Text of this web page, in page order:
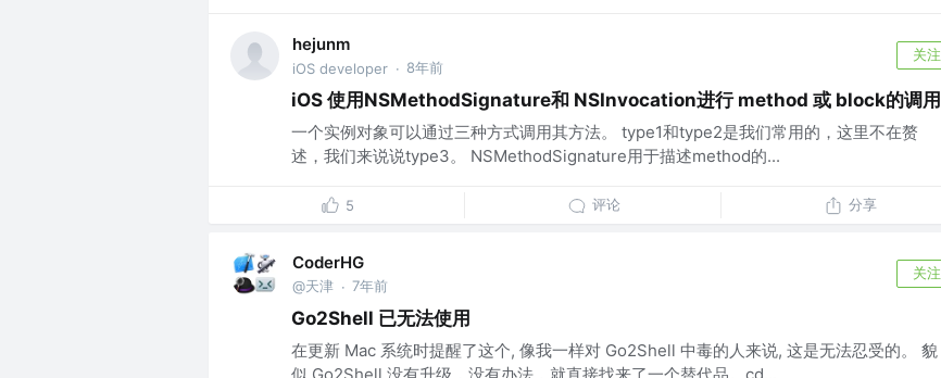
hejunm
iOS developer · 8年前
关注
iOS 使用NSMethodSignature和 NSInvocation进行 method 或 block的调用
一个实例对象可以通过三种方式调用其方法。 type1和type2是我们常用的，这里不在赘
述，我们来说说type3。 NSMethodSignature用于描述method的...
5 评论 分享
CoderHG
@天津 · 7年前
关注
Go2Shell 已无法使用
在更新 Mac 系统时提醒了这个, 像我一样对 Go2Shell 中毒的人来说, 这是无法忍受的。 貌